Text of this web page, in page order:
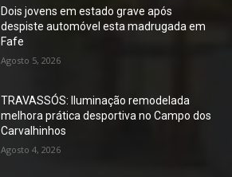
Dois jovens em estado grave após
despiste automóvel esta madrugada em
Fafe
Agosto 5, 2026
TRAVASSÓS: Iluminação remodelada
melhora prática desportiva no Campo dos
Carvalhinhos
Agosto 4, 2026